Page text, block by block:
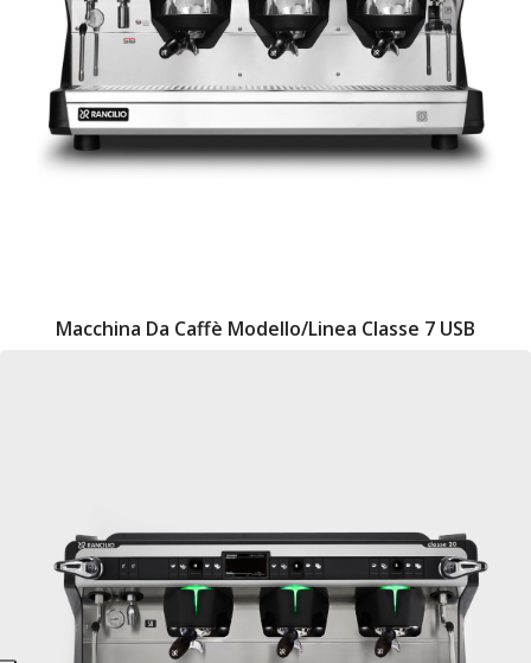
Macchina Da Caffè Modello/Linea Classe 7 USB